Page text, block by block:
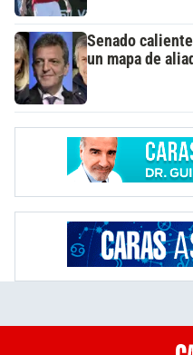
Senado
un mapa de